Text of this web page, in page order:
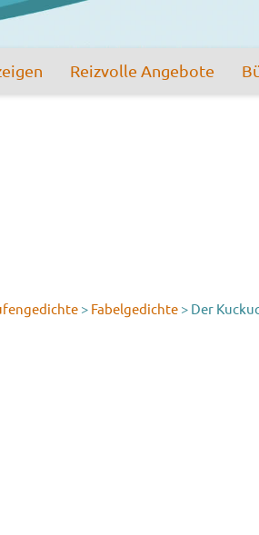
Reizvolle Angebote
> Fabelgedichte > Der